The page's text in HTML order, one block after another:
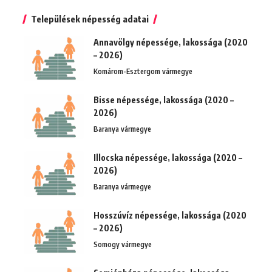
Települések népesség adatai
Annavölgy népessége, lakossága (2020
– 2026)
Komárom-Esztergom vármegye
Bisse népessége, lakossága (2020 –
2026)
Baranya vármegye
Illocska népessége, lakossága (2020 –
2026)
Baranya vármegye
Hosszúvíz népessége, lakossága (2020
– 2026)
Somogy vármegye